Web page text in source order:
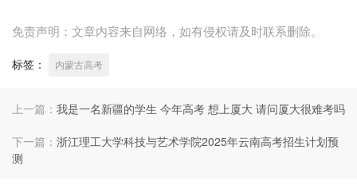
免责声明：文章内容来自网络，如有侵权请及时联系删除。
标签： 内蒙古高考
上一篇： 我是一名新疆的学生 今年高考 想上厦大 请问厦大很难考吗
下一篇： 浙江理工大学科技与艺术学院2025年云南高考招生计划预
测